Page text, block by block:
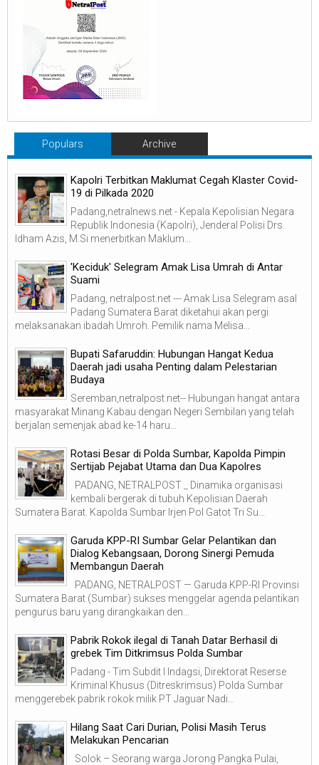
Populars Archive
Kapolri Terbitkan Maklumat Cegah Klaster Covid-
19 di Pilkada 2020
Padang,netralnews.net - Kepala Kepolisian Negara
Republik Indonesia (Kapolri), Jenderal Polisi Drs.
Idham Azis, M.Si menerbitkan Maklum...
'Keciduk' Selegram Amak Lisa Umrah di Antar
Suami
Padang, netralpost.net --- Amak Lisa Selegram asal
Padang Sumatera Barat diketahui akan pergi
melaksanakan ibadah Umroh. Pemilik nama Melisa...
Bupati Safaruddin: Hubungan Hangat Kedua
Daerah jadi usaha Penting dalam Pelestarian
Budaya
Seremban,netralpost.net-- Hubungan hangat antara
masyarakat Minang Kabau dengan Negeri Sembilan yang telah
berjalan semenjak abad ke-14 haru...
Rotasi Besar di Polda Sumbar, Kapolda Pimpin
Sertijab Pejabat Utama dan Dua Kapolres
PADANG, NETRALPOST _ Dinamika organisasi
kembali bergerak di tubuh Kepolisian Daerah
Sumatera Barat. Kapolda Sumbar Irjen Pol Gatot Tri Su...
Garuda KPP-RI Sumbar Gelar Pelantikan dan
Dialog Kebangsaan, Dorong Sinergi Pemuda
Membangun Daerah
PADANG, NETRALPOST — Garuda KPP-RI Provinsi
Sumatera Barat (Sumbar) sukses menggelar agenda pelantikan
pengurus baru yang dirangkaikan den...
Pabrik Rokok ilegal di Tanah Datar Berhasil di
grebek Tim Ditkrimsus Polda Sumbar
Padang - Tim Subdit I Indagsi, Direktorat Reserse
Kriminal Khusus (Ditreskrimsus) Polda Sumbar
menggerebek pabrik rokok milik PT Jaguar Nadi...
Hilang Saat Cari Durian, Polisi Masih Terus
Melakukan Pencarian
Solok – Seorang warga Jorong Pangka Pulai,